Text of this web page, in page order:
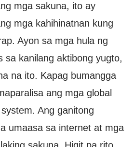
mga sakuna, ito ay
mga kahihinatnan kung
Ayon sa mga hula ng
sa kanilang aktibong yugto,
na ito. Kapag bumangga
ang mga global
Ang ganitong
umaasa sa internet at mga